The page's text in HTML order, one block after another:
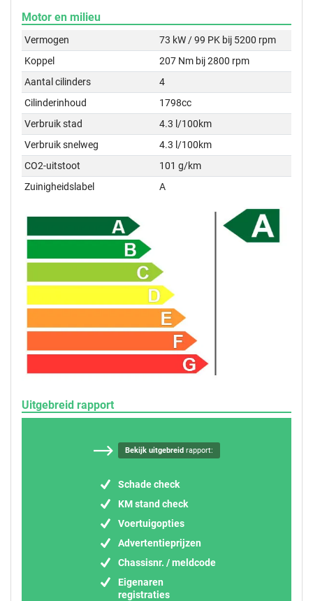
Motor en milieu
Vermogen
73 kW / 99 PK bij 5200 rpm
Koppel
207 Nm bij 2800 rpm
Aantal cilinders
4
Cilinderinhoud
1798cc
Verbruik stad
4.3 l/100km
Verbruik snelweg
4.3 l/100km
CO2-uitstoot
101 g/km
Zuinigheidslabel
A
Uitgebreid rapport
Bekijk uitgebreidrapport:
Schade check
KM stand check
Voertuigopties
Advertentieprijzen
Chassisnr. / meldcode
Eigenaren
registraties